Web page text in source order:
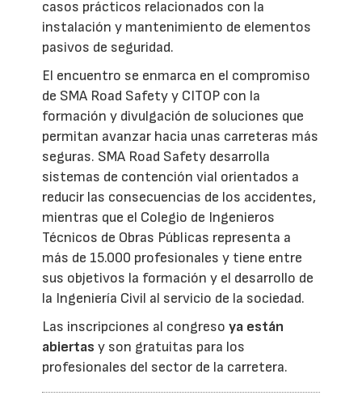
casos prácticos relacionados con la
instalación y mantenimiento de elementos
pasivos de seguridad.
El encuentro se enmarca en el compromiso
de SMA Road Safety y CITOP con la
formación y divulgación de soluciones que
permitan avanzar hacia unas carreteras más
seguras. SMA Road Safety desarrolla
sistemas de contención vial orientados a
reducir las consecuencias de los accidentes,
mientras que el Colegio de Ingenieros
Técnicos de Obras Públicas representa a
más de 15.000 profesionales y tiene entre
sus objetivos la formación y el desarrollo de
la Ingeniería Civil al servicio de la sociedad.
Las inscripciones al congresoya están
abiertas y son gratuitas para los
profesionales del sector de la carretera.